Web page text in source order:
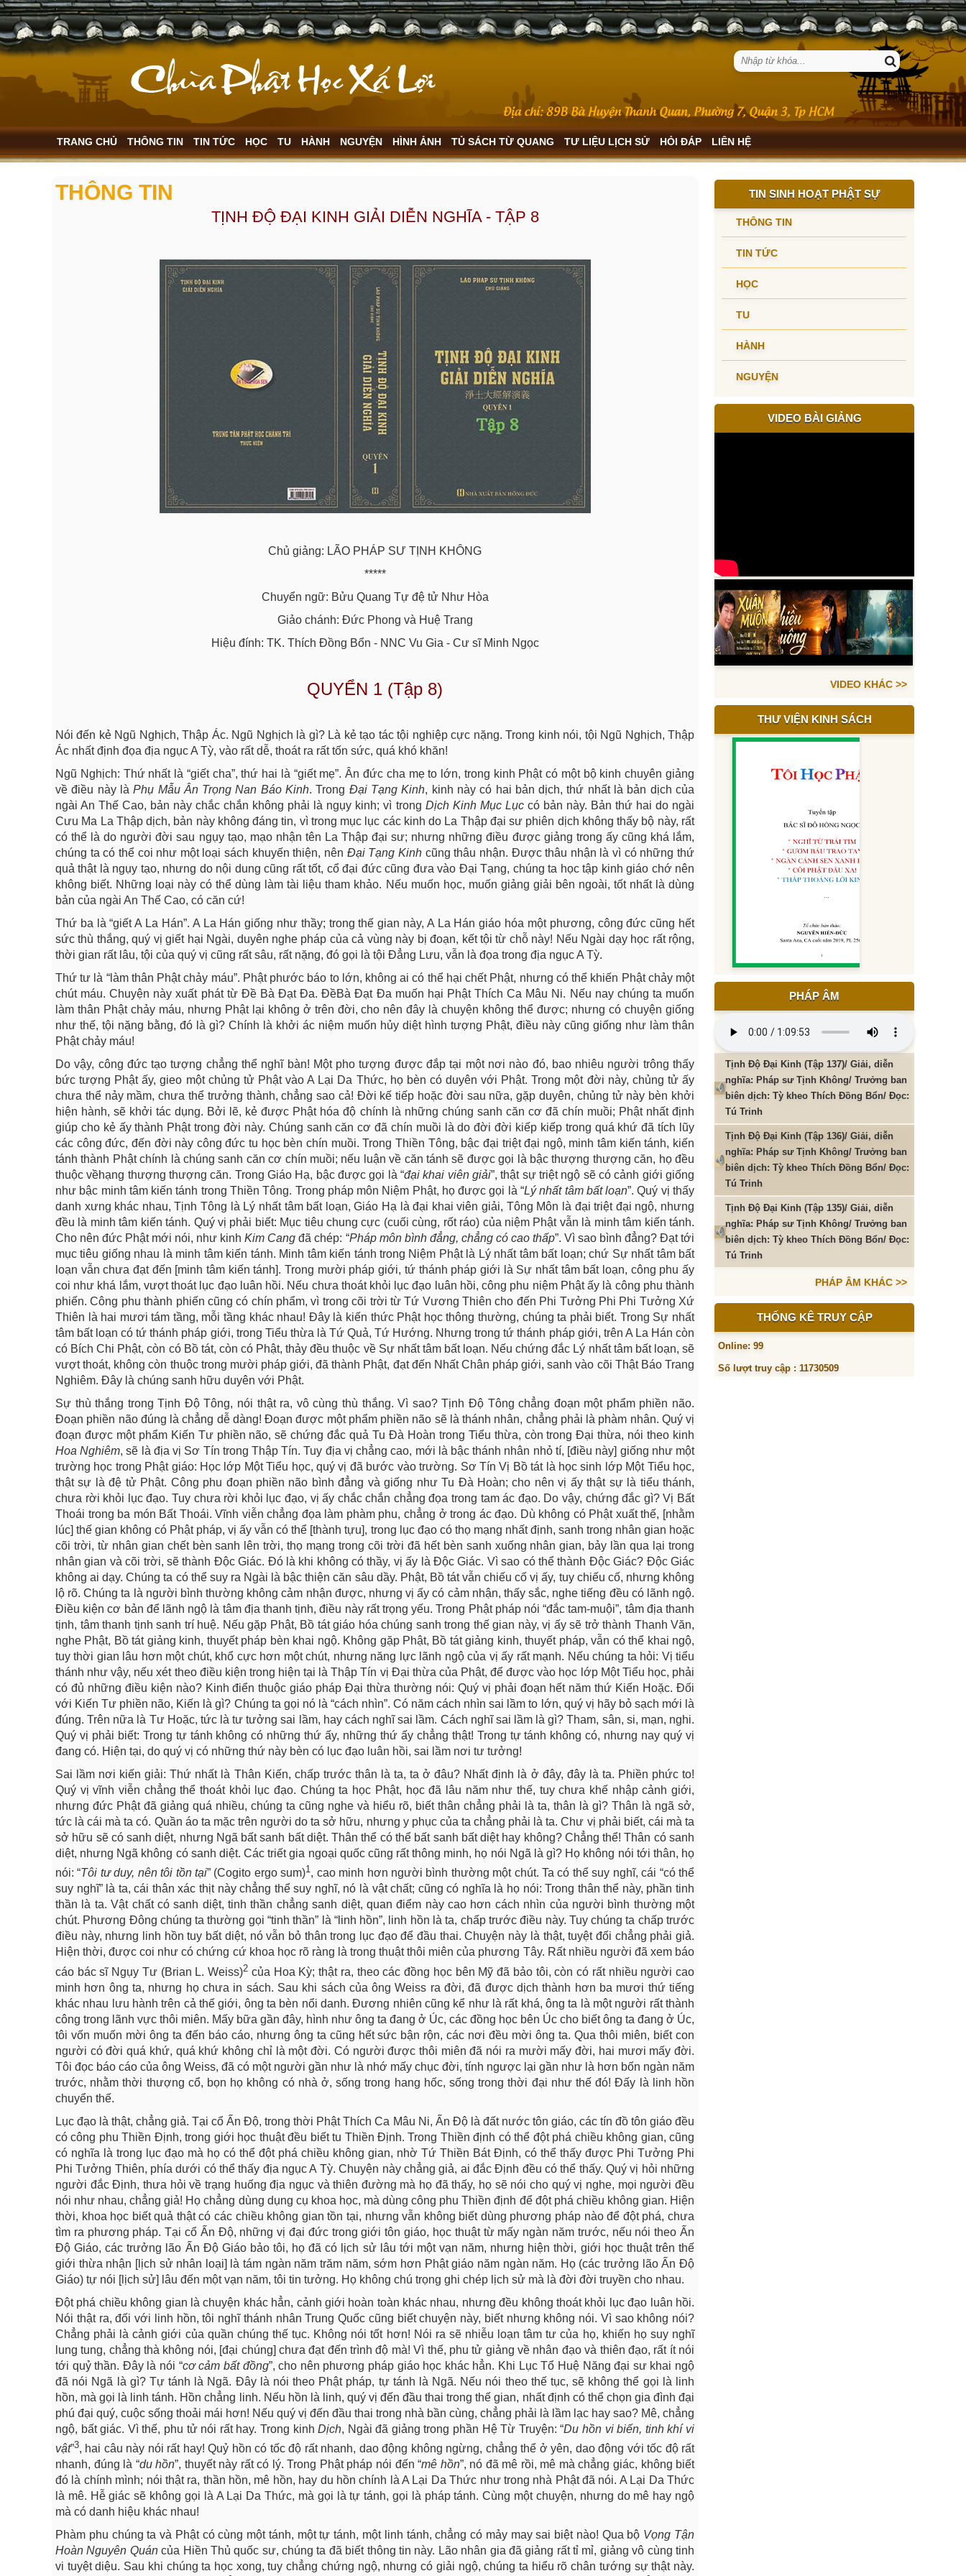
TRANG CHỦ THÔNG TIN TIN TỨC HỌC TU HÀNH NGUYỆN HÌNH ẢNH TỦ SÁCH TỪ QUANG TƯ LIỆU LỊCH SỬ HỎI ĐÁP LIÊN HỆ
THÔNG TIN
TỊNH ĐỘ ĐẠI KINH GIẢI DIỄN NGHĨA - TẬP 8
Chủ giảng: LÃO PHÁP SƯ TỊNH KHÔNG
*****
Chuyển ngữ: Bửu Quang Tự đệ tử Như Hòa
Giảo chánh: Đức Phong và Huệ Trang
Hiệu đính: TK. Thích Đồng Bổn - NNC Vu Gia - Cư sĩ Minh Ngọc
QUYỂN 1 (Tập 8)
Nói đến kẻ Ngũ Nghịch, Thập Ác. Ngũ Nghịch là gì? Là kẻ tạo tác tội nghiệp cực nặng. Trong kinh nói, tội Ngũ Nghịch, Thập
Ác nhất định đọa địa ngục A Tỳ, vào rất dễ, thoát ra rất tốn sức, quá khó khăn!
Ngũ Nghịch: Thứ nhất là “giết cha”, thứ hai là “giết mẹ”. Ân đức cha mẹ to lớn, trong kinh Phật có một bộ kinh chuyên giảng
về điều này làPhụ Mẫu Ân Trọng Nan Báo Kinh. Trong Đại Tạng Kinh, kinh này có hai bản dịch, thứ nhất là bản dịch của
ngài An Thế Cao, bản này chắc chắn không phải là ngụy kinh; vì trong Dịch Kinh Mục Lục có bản này. Bản thứ hai do ngài
Cưu Ma La Thập dịch, bản này không đáng tin, vì trong mục lục các kinh do La Thập đại sư phiên dịch không thấy bộ này, rất
có thể là do người đời sau ngụy tạo, mạo nhận tên La Thập đại sư; nhưng những điều được giảng trong ấy cũng khá lắm,
chúng ta có thể coi như một loại sách khuyến thiện, nên Đại Tạng Kinh cũng thâu nhận. Được thâu nhận là vì có những thứ
quả thật là ngụy tạo, nhưng do nội dung cũng rất tốt, cổ đại đức cũng đưa vào Đại Tạng, chúng ta học tập kinh giáo chớ nên
không biết. Những loại này có thể dùng làm tài liệu tham khảo. Nếu muốn học, muốn giảng giải bên ngoài, tốt nhất là dùng
bản của ngài An Thế Cao, có căn cứ!
Thứ ba là “giết A La Hán”. A La Hán giống như thầy; trong thế gian này, A La Hán giáo hóa một phương, công đức cũng hết
sức thù thắng, quý vị giết hại Ngài, duyên nghe pháp của cả vùng này bị đoạn, kết tội từ chỗ này! Nếu Ngài dạy học rất rộng,
thời gian rất lâu, tội của quý vị cũng rất sâu, rất nặng, đó gọi là tội Đẳng Lưu, vẫn là đọa trong địa ngục A Tỳ.
Thứ tư là “làm thân Phật chảy máu”. Phật phước báo to lớn, không ai có thể hại chết Phật, nhưng có thể khiến Phật chảy một
chút máu. Chuyện này xuất phát từ Đề Bà Đạt Đa. ĐềBà Đạt Đa muốn hại Phật Thích Ca Mâu Ni. Nếu nay chúng ta muốn
làm thân Phật chảy máu, nhưng Phật lại không ở trên đời, cho nên đây là chuyện không thể được; nhưng có chuyện giống
như thế, tội nặng bằng, đó là gì? Chính là khởi ác niệm muốn hủy diệt hình tượng Phật, điều này cũng giống như làm thân
Phật chảy máu!
Do vậy, công đức tạo tượng chẳng thể nghĩ bàn! Một pho tượng được đắp tại một nơi nào đó, bao nhiêu người trông thấy
bức tượng Phật ấy, gieo một chủng tử Phật vào A Lại Da Thức, họ bèn có duyên với Phật. Trong một đời này, chủng tử ấy
chưa thể nảy mầm, chưa thể trưởng thành, chẳng sao cả! Đời kế tiếp hoặc đời sau nữa, gặp duyên, chủng tử này bèn khởi
hiện hành, sẽ khởi tác dụng. Bởi lẽ, kẻ được Phật hóa độ chính là những chúng sanh căn cơ đã chín muồi; Phật nhất định
giúp cho kẻ ấy thành Phật trong đời này. Chúng sanh căn cơ đã chín muồi là do đời đời kiếp kiếp trong quá khứ đã tích lũy
các công đức, đến đời này công đức tu học bèn chín muồi. Trong Thiền Tông, bậc đại triệt đại ngộ, minh tâm kiến tánh, kiến
tánh thành Phật chính là chúng sanh căn cơ chín muồi; nếu luận về căn tánh sẽ được gọi là bậc thượng thượng căn, họ đều
thuộc vềhạng thượng thượng căn. Trong Giáo Hạ, bậc được gọi là “đại khai viên giải”, thật sự triệt ngộ sẽ có cảnh giới giống
như bậc minh tâm kiến tánh trong Thiền Tông. Trong pháp môn Niệm Phật, họ được gọi là “Lý nhất tâm bất loạn”. Quý vị thấy
danh xưng khác nhau, Tịnh Tông là Lý nhất tâm bất loạn, Giáo Hạ là đại khai viên giải, Tông Môn là đại triệt đại ngộ, nhưng
đều là minh tâm kiến tánh. Quý vị phải biết: Mục tiêu chung cực (cuối cùng, rốt ráo) của niệm Phật vẫn là minh tâm kiến tánh.
Cho nên đức Phật mới nói, như kinhKim Cangđã chép: “Pháp môn bình đẳng, chẳng có cao thấp”. Vì sao bình đẳng? Đạt tới
mục tiêu giống nhau là minh tâm kiến tánh. Minh tâm kiến tánh trong Niệm Phật là Lý nhất tâm bất loạn; chứ Sự nhất tâm bất
loạn vẫn chưa đạt đến [minh tâm kiến tánh]. Trong mười pháp giới, tứ thánh pháp giới là Sự nhất tâm bất loạn, công phu ấy
coi như khá lắm, vượt thoát lục đạo luân hồi. Nếu chưa thoát khỏi lục đạo luân hồi, công phu niệm Phật ấy là công phu thành
phiến. Công phu thành phiến cũng có chín phẩm, vì trong cõi trời từ Tứ Vương Thiên cho đến Phi Tưởng Phi Phi Tưởng Xứ
Thiên là hai mươi tám tầng, mỗi tầng khác nhau! Đây là kiến thức Phật học thông thường, chúng ta phải biết. Trong Sự nhất
tâm bất loạn có tứ thánh pháp giới, trong Tiểu thừa là Tứ Quả, Tứ Hướng. Nhưng trong tứ thánh pháp giới, trên A La Hán còn
có Bích Chi Phật, còn có Bồ tát, còn có Phật, thảy đều thuộc về Sự nhất tâm bất loạn. Nếu chứng đắc Lý nhất tâm bất loạn, sẽ
vượt thoát, không còn thuộc trong mười pháp giới, đã thành Phật, đạt đến Nhất Chân pháp giới, sanh vào cõi Thật Báo Trang
Nghiêm. Đây là chúng sanh hữu duyên với Phật.
Sự thù thắng trong Tịnh Độ Tông, nói thật ra, vô cùng thù thắng. Vì sao? Tịnh Độ Tông chẳng đoạn một phẩm phiền não.
Đoạn phiền não đúng là chẳng dễ dàng! Đoạn được một phẩm phiền não sẽ là thánh nhân, chẳng phải là phàm nhân. Quý vị
đoạn được một phẩm Kiến Tư phiền não, sẽ chứng đắc quả Tu Đà Hoàn trong Tiểu thừa, còn trong Đại thừa, nói theo kinh
Hoa Nghiêm, sẽ là địa vị Sơ Tín trong Thập Tín. Tuy địa vị chẳng cao, mới là bậc thánh nhân nhỏ tí, [điều này] giống như một
trường học trong Phật giáo: Học lớp Một Tiểu học, quý vị đã bước vào trường. Sơ Tín Vị Bồ tát là học sinh lớp Một Tiểu học,
thật sự là đệ tử Phật. Công phu đoạn phiền não bình đẳng và giống như Tu Đà Hoàn; cho nên vị ấy thật sự là tiểu thánh,
chưa rời khỏi lục đạo. Tuy chưa rời khỏi lục đạo, vị ấy chắc chắn chẳng đọa trong tam ác đạo. Do vậy, chứng đắc gì? Vị Bất
Thoái trong ba món Bất Thoái. Vĩnh viễn chẳng đọa làm phàm phu, chẳng ở trong ác đạo. Dù không có Phật xuất thế, [nhằm
lúc] thế gian không có Phật pháp, vị ấy vẫn có thể [thành tựu], trong lục đạo có thọ mạng nhất định, sanh trong nhân gian hoặc
cõi trời, từ nhân gian chết bèn sanh lên trời, thọ mạng trong cõi trời đã hết bèn sanh xuống nhân gian, bảy lần qua lại trong
nhân gian và cõi trời, sẽ thành Độc Giác. Đó là khi không có thầy, vị ấy là Độc Giác. Vì sao có thể thành Độc Giác? Độc Giác
không ai dạy. Chúng ta có thể suy ra Ngài là bậc thiện căn sâu dầy. Phật, Bồ tát vẫn chiếu cố vị ấy, tuy chiếu cố, nhưng không
lộ rõ. Chúng ta là người bình thường không cảm nhận được, nhưng vị ấy có cảm nhận, thấy sắc, nghe tiếng đều có lãnh ngộ.
Điều kiện cơ bản để lãnh ngộ là tâm địa thanh tịnh, điều này rất trọng yếu. Trong Phật pháp nói “đắc tam-muội”, tâm địa thanh
tịnh, tâm thanh tịnh sanh trí huệ. Nếu gặp Phật, Bồ tát giáo hóa chúng sanh trong thế gian này, vị ấy sẽ trở thành Thanh Văn,
nghe Phật, Bồ tát giảng kinh, thuyết pháp bèn khai ngộ. Không gặp Phật, Bồ tát giảng kinh, thuyết pháp, vẫn có thể khai ngộ,
tuy thời gian lâu hơn một chút, khổ cực hơn một chút, nhưng năng lực lãnh ngộ của vị ấy rất mạnh. Nếu chúng ta hỏi: Vị tiểu
thánh như vậy, nếu xét theo điều kiện trong hiện tại là Thập Tín vị Đại thừa của Phật, để được vào học lớp Một Tiểu học, phải
có đủ những điều kiện nào? Kinh điển thuộc giáo pháp Đại thừa thường nói: Quý vị phải đoạn hết năm thứ Kiến Hoặc. Đối
với Kiến Tư phiền não, Kiến là gì? Chúng ta gọi nó là “cách nhìn”. Có năm cách nhìn sai lầm to lớn, quý vị hãy bỏ sạch mới là
đúng. Trên nữa là Tư Hoặc, tức là tư tưởng sai lầm, hay cách nghĩ sai lầm. Cách nghĩ sai lầm là gì? Tham, sân, si, mạn, nghi.
Quý vị phải biết: Trong tự tánh không có những thứ ấy, những thứ ấy chẳng thật! Trong tự tánh không có, nhưng nay quý vị
đang có. Hiện tại, do quý vị có những thứ này bèn có lục đạo luân hồi, sai lầm nơi tư tưởng!
Sai lầm nơi kiến giải: Thứ nhất là Thân Kiến, chấp trước thân là ta, ta ở đâu? Nhất định là ở đây, đây là ta. Phiền phức to!
Quý vị vĩnh viễn chẳng thể thoát khỏi lục đạo. Chúng ta học Phật, học đã lâu năm như thế, tuy chưa khế nhập cảnh giới,
nhưng đức Phật đã giảng quá nhiều, chúng ta cũng nghe và hiểu rõ, biết thân chẳng phải là ta, thân là gì? Thân là ngã sở,
tức là cái mà ta có. Quần áo ta mặc trên người do ta sở hữu, nhưng y phục của ta chẳng phải là ta. Chư vị phải biết, cái mà ta
sở hữu sẽ có sanh diệt, nhưng Ngã bất sanh bất diệt. Thân thể có thể bất sanh bất diệt hay không? Chẳng thể! Thân có sanh
diệt, nhưng Ngã không có sanh diệt. Các triết gia ngoại quốc cũng rất thông minh, họ nói Ngã là gì? Họ không nói tới thân, họ
nói: “Tôi tư duy, nên tôi tồn tại” (Cogito ergo sum)1, cao minh hơn người bình thường một chút. Ta có thể suy nghĩ, cái “có thể
suy nghĩ” là ta, cái thân xác thịt này chẳng thể suy nghĩ, nó là vật chất; cũng có nghĩa là họ nói: Trong thân thể này, phần tinh
thần là ta. Vật chất có sanh diệt, tinh thần chẳng sanh diệt, quan điểm này cao hơn cách nhìn của người bình thường một
chút. Phương Đông chúng ta thường gọi “tinh thần” là “linh hồn”, linh hồn là ta, chấp trước điều này. Tuy chúng ta chấp trước
điều này, nhưng linh hồn tuy bất diệt, nó vẫn bỏ thân trong lục đạo để đầu thai. Chuyện này là thật, tuyệt đối chẳng phải giả.
Hiện thời, được coi như có chứng cứ khoa học rõ ràng là trong thuật thôi miên của phương Tây. Rất nhiều người đã xem báo
cáo bác sĩ Ngụy Tư (Brian L. Weiss)2 của Hoa Kỳ; thật ra, theo các đồng học bên Mỹ đã bảo tôi, còn có rất nhiều người cao
minh hơn ông ta, nhưng họ chưa in sách. Sau khi sách của ông Weiss ra đời, đã được dịch thành hơn ba mươi thứ tiếng
khác nhau lưu hành trên cả thế giới, ông ta bèn nổi danh. Đương nhiên cũng kể như là rất khá, ông ta là một người rất thành
công trong lãnh vực thôi miên. Mấy bữa gần đây, hình như ông ta đang ở Úc, các đồng học bên Úc cho biết ông ta đang ở Úc,
tôi vốn muốn mời ông ta đến báo cáo, nhưng ông ta cũng hết sức bận rộn, các nơi đều mời ông ta. Qua thôi miên, biết con
người có đời quá khứ, quá khứ không chỉ là một đời. Có người được thôi miên đã nói ra mười mấy đời, hai mươi mấy đời.
Tôi đọc báo cáo của ông Weiss, đã có một người gần như là nhớ mấy chục đời, tính ngược lại gần như là hơn bốn ngàn năm
trước, nhằm thời thượng cổ, bọn họ không có nhà ở, sống trong hang hốc, sống trong thời đại như thế đó! Đấy là linh hồn
chuyển thế.
Lục đạo là thật, chẳng giả. Tại cổ Ấn Độ, trong thời Phật Thích Ca Mâu Ni, Ấn Độ là đất nước tôn giáo, các tín đồ tôn giáo đều
có công phu Thiền Định, trong giới học thuật đều biết tu Thiền Định. Trong Thiền định có thể đột phá chiều không gian, cũng
có nghĩa là trong lục đạo mà họ có thể đột phá chiều không gian, nhờ Tứ Thiền Bát Định, có thể thấy được Phi Tưởng Phi
Phi Tưởng Thiên, phía dưới có thể thấy địa ngục A Tỳ. Chuyện này chẳng giả, ai đắc Định đều có thể thấy. Quý vị hỏi những
người đắc Định, thưa hỏi về trạng huống địa ngục và thiên đường mà họ đã thấy, họ sẽ nói cho quý vị nghe, mọi người đều
nói như nhau, chẳng giả! Họ chẳng dùng dụng cụ khoa học, mà dùng công phu Thiền định để đột phá chiều không gian. Hiện
thời, khoa học biết quả thật có các chiều không gian tồn tại, nhưng vẫn không biết dùng phương pháp nào để đột phá, chưa
tìm ra phương pháp. Tại cổ Ấn Độ, những vị đại đức trong giới tôn giáo, học thuật từ mấy ngàn năm trước, nếu nói theo Ấn
Độ Giáo, các trưởng lão Ấn Độ Giáo bảo tôi, họ đã có lịch sử lâu tới một vạn năm, nhưng hiện thời, giới học thuật trên thế
giới thừa nhận [lịch sử nhân loại] là tám ngàn năm trăm năm, sớm hơn Phật giáo năm ngàn năm. Họ (các trưởng lão Ấn Độ
Giáo) tự nói [lịch sử] lâu đến một vạn năm, tôi tin tưởng. Họ không chú trọng ghi chép lịch sử mà là đời đời truyền cho nhau.
Đột phá chiều không gian là chuyện khác hẳn, cảnh giới hoàn toàn khác nhau, nhưng đều không thoát khỏi lục đạo luân hồi.
Nói thật ra, đối với linh hồn, tôi nghĩ thánh nhân Trung Quốc cũng biết chuyện này, biết nhưng không nói. Vì sao không nói?
Chẳng phải là cảnh giới của quần chúng thế tục. Không nói tốt hơn! Nói ra sẽ nhiễu loạn tâm tư của họ, khiến họ suy nghĩ
lung tung, chẳng thà không nói, [đại chúng] chưa đạt đến trình độ mà! Vì thế, phu tử giảng về nhân đạo và thiên đạo, rất ít nói
tới quỷ thần. Đây là nói “cơ cảm bất đồng”, cho nên phương pháp giáo học khác hẳn. Khi Lục Tổ Huệ Năng đại sư khai ngộ
đã nói Ngã là gì? Tự tánh là Ngã. Đây là nói theo Phật pháp, tự tánh là Ngã. Nếu nói theo thế tục, sẽ không thể gọi là linh
hồn, mà gọi là linh tánh. Hồn chẳng linh. Nếu hồn là linh, quý vị đến đầu thai trong thế gian, nhất định có thể chọn gia đình đại
phú đại quý, cuộc sống thoải mái hơn! Nếu quý vị đến đầu thai trong nhà bần cùng, chẳng phải là lầm lạc hay sao? Mê, chẳng
ngộ, bất giác. Vì thế, phu tử nói rất hay. Trong kinhDịch, Ngài đã giảng trong phần Hệ Từ Truyện: “Du hồn vi biến, tinh khí vi
vật”3, hai câu này nói rất hay! Quỷ hồn có tốc độ rất nhanh, dao động không ngừng, chẳng thể ở yên, dao động với tốc độ rất
nhanh, đúng là “du hồn”, thuyết này rất có lý. Trong Phật pháp nói đến “mê hồn”, nó đã mê rồi, mê mà chẳng giác, không biết
đó là chính mình; nói thật ra, thần hồn, mê hồn, hay du hồn chính là A Lại Da Thức như trong nhà Phật đã nói. A Lại Da Thức
là mê. Hễ giác sẽ không gọi là A Lại Da Thức, mà gọi là tự tánh, gọi là pháp tánh. Cùng một chuyện, nhưng do mê hay ngộ
mà có danh hiệu khác nhau!
Phàm phu chúng ta và Phật có cùng một tánh, một tự tánh, một linh tánh, chẳng có mảy may sai biệt nào! Qua bộ Vọng Tận
Hoàn Nguyên Quáncủa Hiền Thủ quốc sư, chúng ta đã biết thông tin này. Lão nhân gia đã giảng rất tỉ mỉ, giảng vô cùng tinh
vi tuyệt diệu. Sau khi chúng ta học xong, tuy chẳng chứng ngộ, nhưng có giải ngộ, chúng ta hiểu rõ chân tướng sự thật này.
TIN SINH HOẠT PHẬT SỰ
THÔNG TIN
TIN TỨC
HỌC
TU
HÀNH
NGUYỆN
VIDEO BÀI GIẢNG
VIDEO KHÁC >>
THƯ VIỆN KINH SÁCH
PHÁP ÂM
Tịnh Độ Đại Kinh (Tập 137)/ Giải, diễn
nghĩa: Pháp sư Tịnh Không/ Trưởng ban
biên dịch: Tỳ kheo Thích Đồng Bổn/ Đọc:
Tú Trinh
Tịnh Độ Đại Kinh (Tập 136)/ Giải, diễn
nghĩa: Pháp sư Tịnh Không/ Trưởng ban
biên dịch: Tỳ kheo Thích Đồng Bổn/ Đọc:
Tú Trinh
Tịnh Độ Đại Kinh (Tập 135)/ Giải, diễn
nghĩa: Pháp sư Tịnh Không/ Trưởng ban
biên dịch: Tỳ kheo Thích Đồng Bổn/ Đọc:
Tú Trinh
PHÁP ÂM KHÁC >>
THỐNG KÊ TRUY CẬP
Online: 99
Số lượt truy cập : 11730509